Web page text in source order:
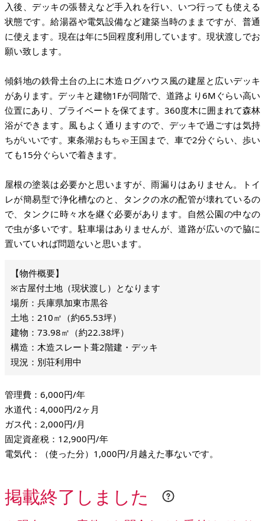
入後、デッキの張替えなど手入れを行い、いつ行っても使える
状態です。給湯器や電気設備など建築当時のままですが、普通
に使えます。現在は年に5回程度利用しています。現状渡しでお
願い致します。
傾斜地の鉄骨土台の上に木造ログハウス風の建屋と広いデッキ
があります。デッキと建物1Fが同階で、道路より6Mぐらい高い
位置にあり、プライベートを保てます。360度木に囲まれて森林
浴ができます。風もよく通りますので、デッキで過ごすは気持
ちがいいです。東条湖おもちゃ王国まで、車で2分ぐらい、歩い
ても15分ぐらいで着きます。
屋根の塗装は必要かと思いますが、雨漏りはありません。トイ
レが簡易型で浄化槽なのと、タンクの水の配管が壊れているの
で、タンクに時々水を継ぐ必要があります。自然公園の中なの
で虫が多いです。駐車場はありませんが、道路が広いので脇に
置いていれば問題ないと思います。
※古屋付土地（現状渡し）となります
場所：兵庫県加東市黒谷
土地：210㎡（約65.53坪）
建物：73.98㎡（約22.38坪）
構造：木造スレート葺2階建・デッキ
現況：別荘利用中
管理費：6,000円/年
水道代：4,000円/2ヶ月
ガス代：2,000円/月
固定資産税：12,900円/年
電気代：（使った分）1,000円/月越えた事ないです。
掲載終了しました